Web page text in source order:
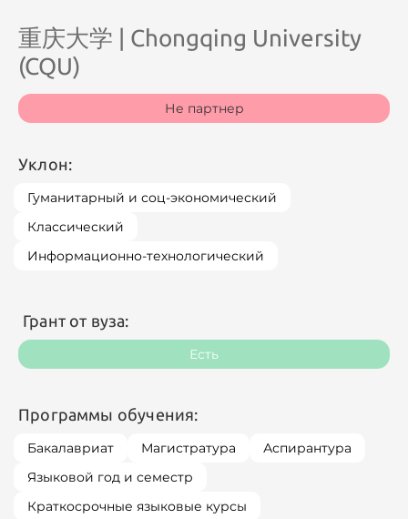
重庆大学 | Chongqing University
(CQU)
Не партнер
Уклон:
Гуманитарный и соц-экономический
Классический
Информационно-технологический
Грант от вуза:
Есть
Программы обучения:
Бакалавриат Магистратура
Аспирантура
Языковой год и семестр
Краткосрочные языковые курсы